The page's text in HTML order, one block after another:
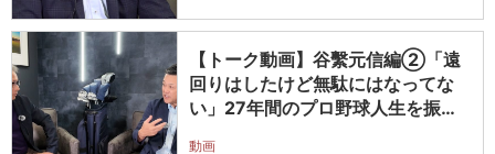
【トーク動画】谷繫元信編②「遠
回りはしたけど無駄にはなってな
い」27年間のプロ野球人生を振り
動画